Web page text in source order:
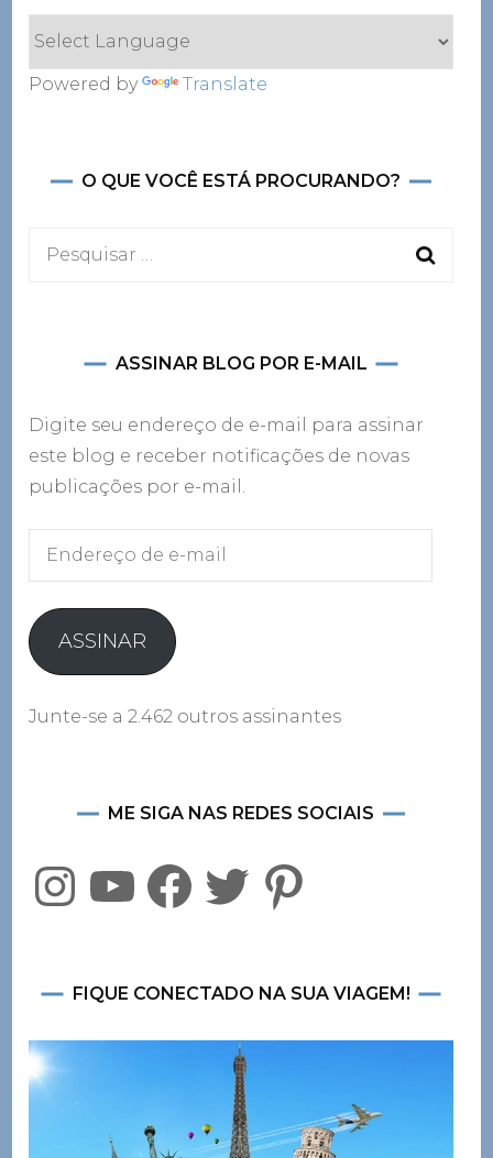
Powered by Translate
O QUE VOCÊ ESTÁ PROCURANDO?
Pesquisar
ASSINAR BLOG POR E-MAIL
Digite seu endereço de e-mail para assinar
este blog e receber notificações de novas
publicações por e-mail.
Endereço
mailASSINAR
Junte-se a 2.462 outros assinantes
ME SIGA NAS REDES SOCIAIS
InstagramYouTubeFacebookTwitter Pinterest
FIQUE CONECTADO NA SUA VIAGEM!